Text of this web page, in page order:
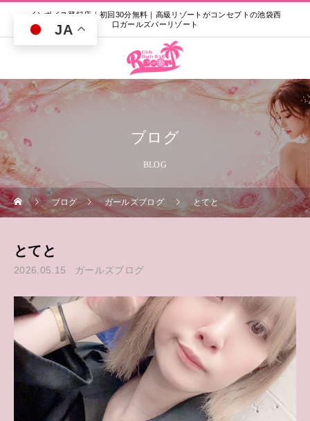
インボイス登録店｜初回30分無料｜高級リゾートがコンセプトの池袋西
口ガールズバーリゾート
ブログ
BLOG
ブログ ガールズブログ とてと
とてと
2026.05.15 ガールズブログ
JA